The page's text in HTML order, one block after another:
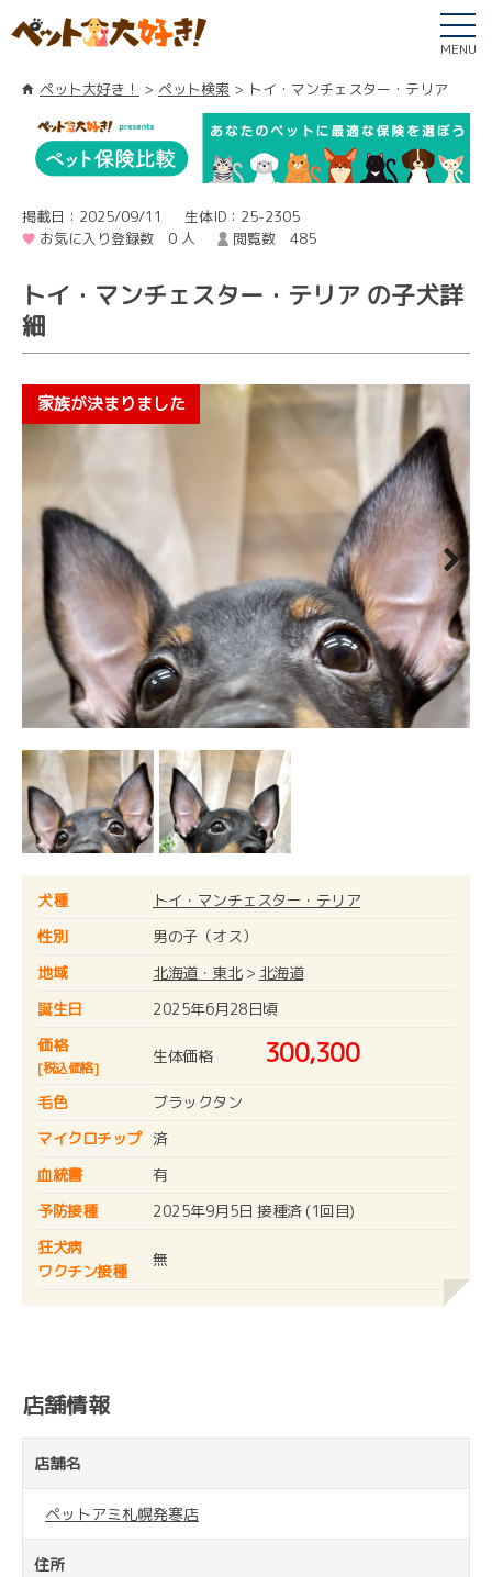
MENU
ペット大好き！ ペット検索 トイ・マンチェスター・テリア
掲載日：2025/09/11
生体ID：25-2305
お気に入り登録数 0 人
閲覧数 485
トイ・マンチェスター・テリア の子犬詳
細
Next
犬種
トイ・マンチェスター・テリア
性別
男の子（オス）
地域
北海道・東北> 北海道
誕生日
2025年6月28日頃
価格
[税込価格]
生体価格 300,300
毛色
ブラックタン
マイクロチップ 済
血統書
有
予防接種
2025年9月5日 接種済 (1回目)
狂犬病
ワクチン接種
無
店舗情報
店舗名
ペットアミ札幌発寒店
住所